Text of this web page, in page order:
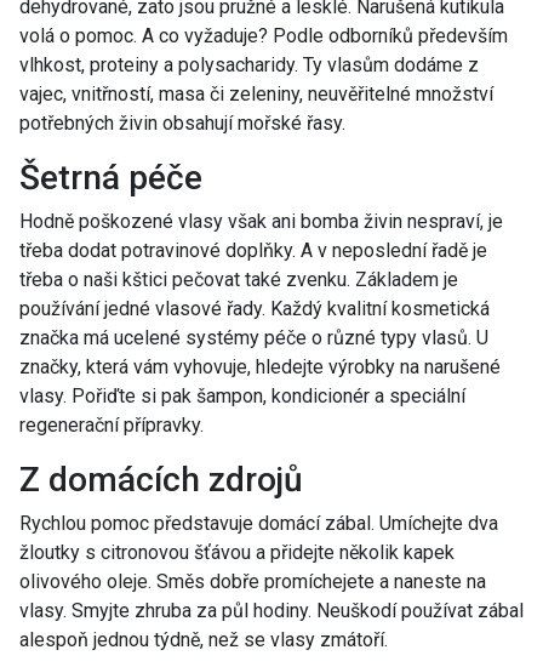
dehydrované, zato jsou pružné a lesklé. Narušená kutikula
volá o pomoc. A co vyžaduje? Podle odborníků především
vlhkost, proteiny a polysacharidy. Ty vlasům dodáme z
vajec, vnitřností, masa či zeleniny, neuvěřitelné množství
potřebných živin obsahují mořské řasy.
Šetrná péče
Hodně poškozené vlasy však ani bomba živin nespraví, je
třeba dodat potravinové doplňky. A v neposlední řadě je
třeba o naši kštici pečovat také zvenku. Základem je
používání jedné vlasové řady. Každý kvalitní kosmetická
značka má ucelené systémy péče o různé typy vlasů. U
značky, která vám vyhovuje, hledejte výrobky na narušené
vlasy. Pořiďte si pak šampon, kondicionér a speciální
regenerační přípravky.
Z domácích zdrojů
Rychlou pomoc představuje domácí zábal. Umíchejte dva
žloutky s citronovou šťávou a přidejte několik kapek
olivového oleje. Směs dobře promíchejete a naneste na
vlasy. Smyjte zhruba za půl hodiny. Neuškodí používat zábal
alespoň jednou týdně, než se vlasy zmátoří.